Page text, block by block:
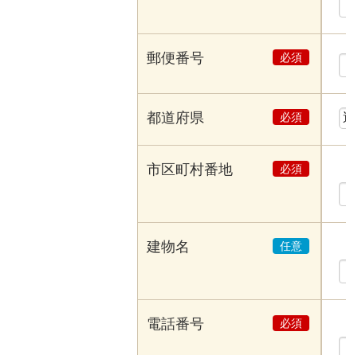
郵便番号
都道府県
市区町村番地
建物名
電話番号